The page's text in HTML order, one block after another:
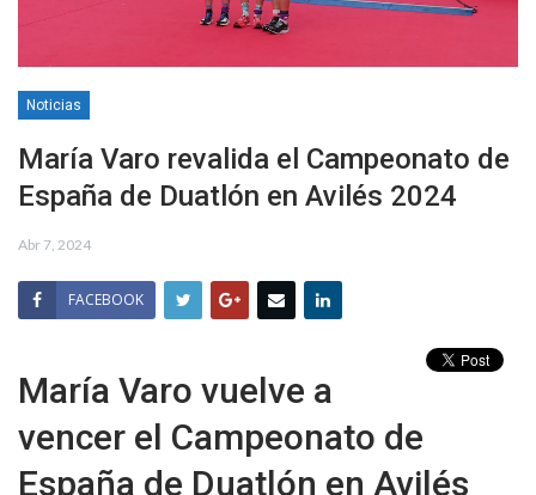
Noticias
María Varo revalida el Campeonato de
España de Duatlón en Avilés 2024
Abr 7, 2024
FACEBOOK
María Varo vuelve a
vencer el Campeonato de
España de Duatlón en Avilés